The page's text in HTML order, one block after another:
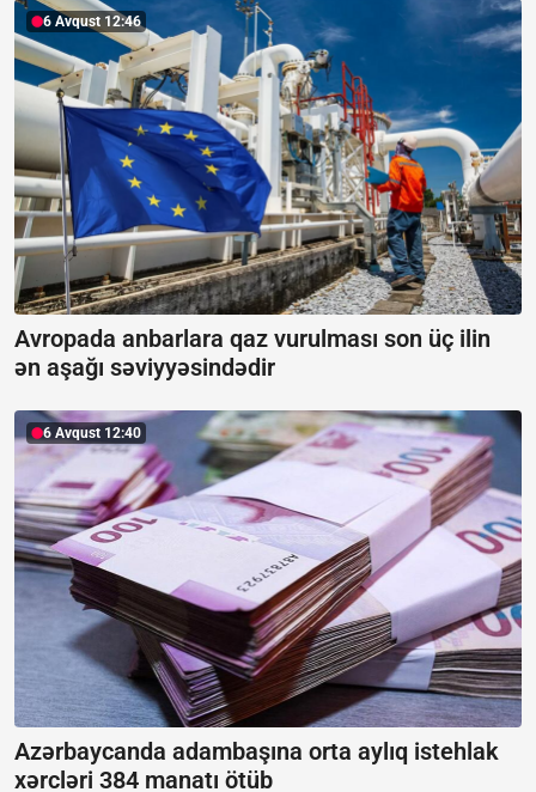
6 Avqust 12:46
Avropada anbarlara qaz vurulması son üç ilin
ən aşağı səviyyəsindədir
6 Avqust 12:40
Azərbaycanda adambaşına orta aylıq istehlak
xərcləri 384 manatı ötüb